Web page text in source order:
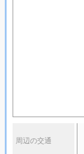
周辺の交通